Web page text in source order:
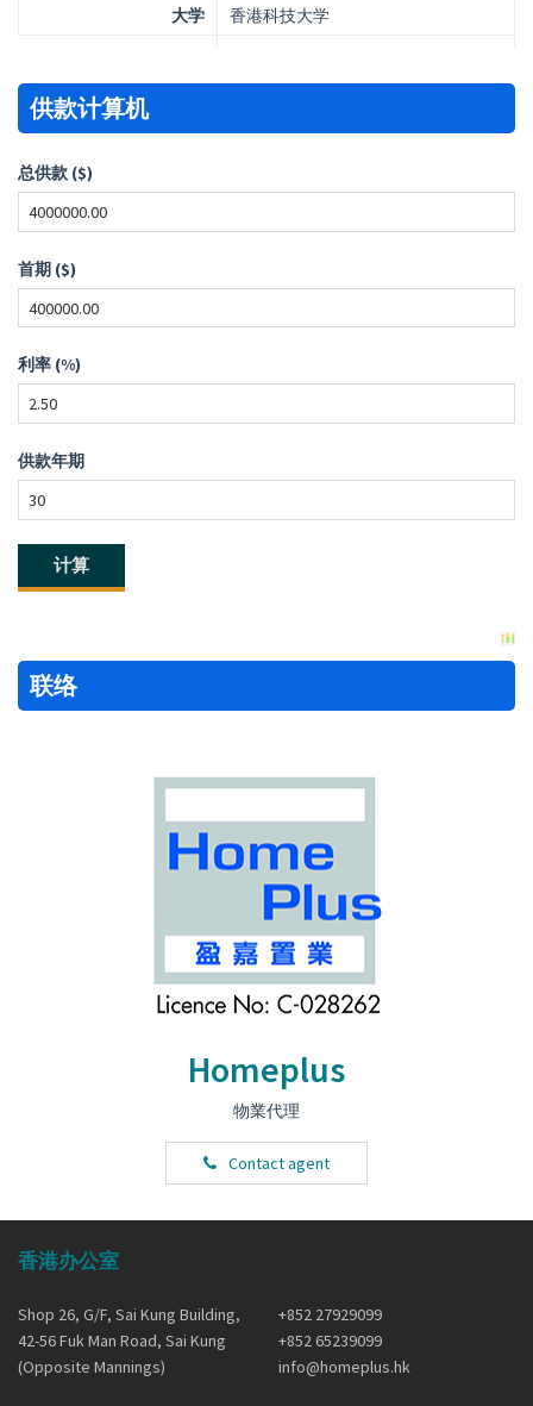
大学
香港科技大学
供款计算机
总供款 ($)
首期 ($)
利率 (%)
供款年期
联络
Homeplus
物業代理
Contact agent
香港办公室
Shop 26, G/F, Sai Kung Building,
42-56 Fuk Man Road, Sai Kung
(Opposite Mannings)
+852 27929099
+852 65239099
info@homeplus.hk